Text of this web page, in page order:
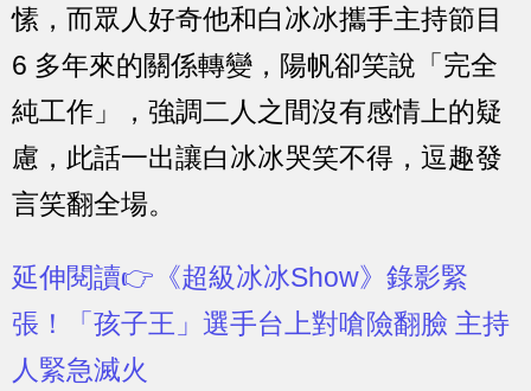
愫，而眾人好奇他和白冰冰攜手主持節目
6 多年來的關係轉變，陽帆卻笑說「完全
純工作」，強調二人之間沒有感情上的疑
慮，此話一出讓白冰冰哭笑不得，逗趣發
言笑翻全場。
延伸閱讀👉《超級冰冰Show》錄影緊
張！「孩子王」選手台上對嗆險翻臉 主持
人緊急滅火